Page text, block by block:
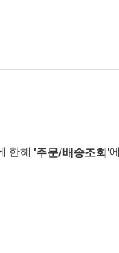
한해 '주문/배송조회'